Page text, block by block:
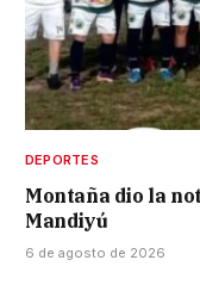
DEPORTES
Montaña dio la
Mandiyú
6 de agosto de 2026